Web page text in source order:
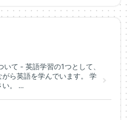
て - 英語学習の1つとして、
ら英語を学んでいます。 学
。 ...